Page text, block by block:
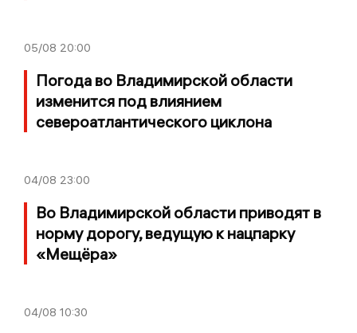
05/08 20:00
Погода во Владимирской области
изменится под влиянием
североатлантического циклона
04/08 23:00
Во Владимирской области приводят в
норму дорогу, ведущую к нацпарку
«Мещёра»
04/08 10:30